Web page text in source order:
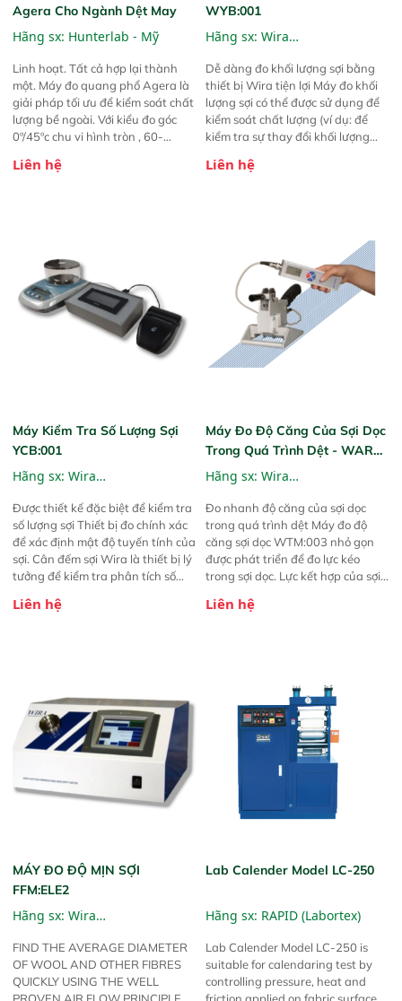
Agera Cho Ngành Dệt May
Hãng sx: Hunterlab - Mỹ
Linh hoạt. Tất cả hợp lại thành
một. Máy đo quang phổ Agera là
giải pháp tối ưu để kiểm soát chất
lượng bề ngoài. Với kiểu đo góc
0º/45ºc chu vi hình tròn , 60-
controllable LED illumination với
hình ảnh trong quá trình phân
tích màu sắc với phương pháp đo
huỳnh quang và độ bóng. Ngay
cả các mẫu lớn cũng không thành
vấn đề với diện tích đo tiếp xúc
điểm cố định lớn nhất trong
lượng mạnh mẽ và quản lý dữ liệu
hiện đại—cùng với các tùy chọn
chia sẻ để bạn có thể tận dụng tối
đa khoản đầu tư của mình.
Liên hệ
WYB:001
Hãng sx: Wira
Dễ dàng đo khối lượng sợi bằng
thiết bị Wira tiện lợi Máy đo khối
lượng sợi có thể được sử dụng để
kiểm soát chất lượng (ví dụ: để
kiểm tra sự thay đổi khối lượng
lượng (ví dụ: để kiểm tra khối
Liên hệ
Máy Kiểm Tra Số Lượng Sợi
YCB:001
Hãng sx: Wira
Được thiết kế đặc biệt để kiểm tra
số lượng sợi Thiết bị đo chính xác
để xác định mật độ tuyến tính của
sợi. Cân đếm sợi Wira là thiết bị lý
tưởng để kiểm tra phân tích số
định mật độ tuyến tính (khối
dTex và các hệ thống đếm sợi
khác như hệ mét (Nm), hệ Anh
(Ne), hệ bông Anh (Nec), Denier
(Td), v.v.
Liên hệ
Máy Đo Độ Căng Của Sợi Dọc
Trong Quá Trình Dệt - WARP
TENSION METER
Hãng sx: Wira
Đo nhanh độ căng của sợi dọc
trong quá trình dệt Máy đo độ
căng sợi dọc WTM:003 nhỏ gọn
được phát triển để đo lực kéo
trong sợi dọc. Lực kết hợp của sợi
bằng đầu đo có con lăn 100 mm.
PEAK-MIN, PEAK-MAX trong thời
gian đo.
Liên hệ
MÁY ĐO ĐỘ MỊN SỢI
FFM:ELE2
Hãng sx: Wira
FIND THE AVERAGE DIAMETER
OF WOOL AND OTHER FIBRES
QUICKLY USING THE WELL
PROVEN AIR FLOW PRINCIPLE
Lab Calender Model LC-250
Hãng sx: RAPID (Labortex)
Lab Calender Model LC-250 is
suitable for calendaring test by
controlling pressure, heat and
friction applied on fabric surface.